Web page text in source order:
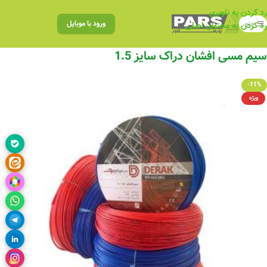
رد کردن به ناوبری
رد کردن به محتوای اصلی
منو ورود با موبایل
سیم مسی افشان دراک سایز 1.5
-11%
ویژه